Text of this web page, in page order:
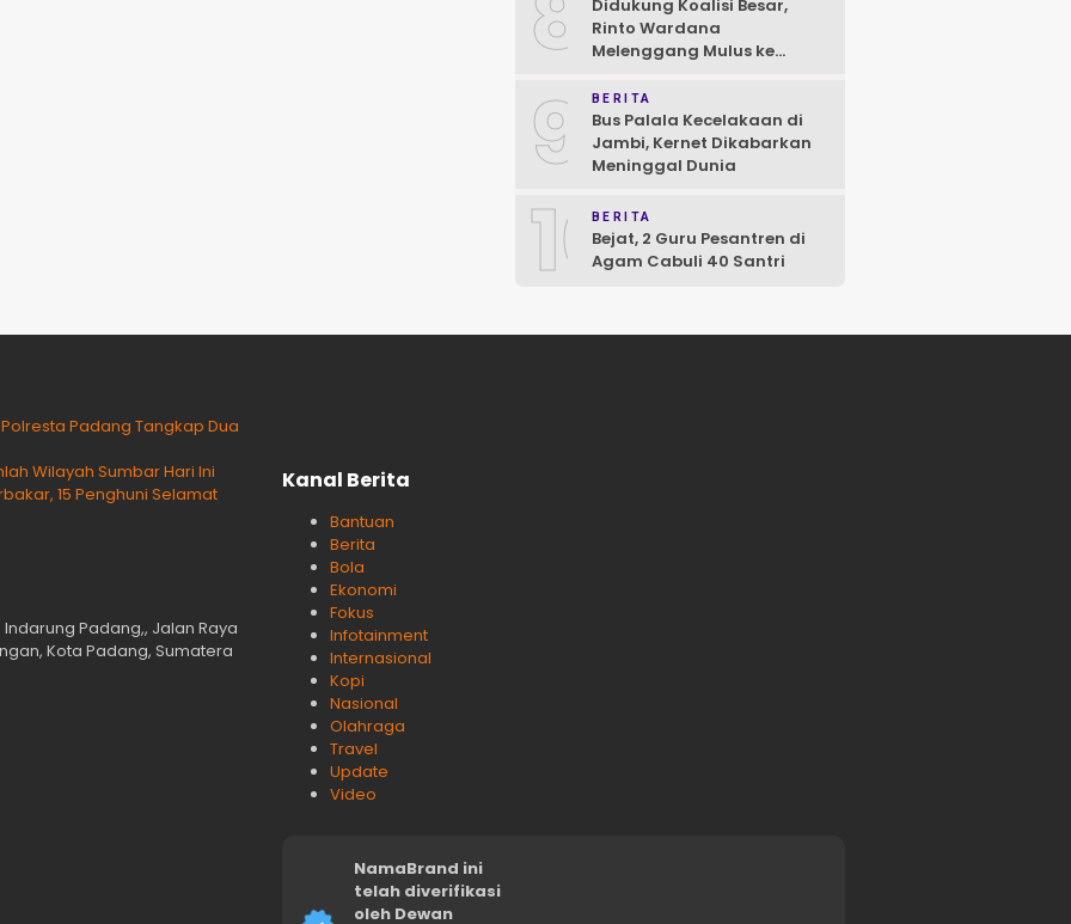
Didukung Koalisi Besar,
Rinto Wardana
Melenggang Mulus ke
Mentawai
9 BERITA
Bus Palala Kecelakaan di
Jambi, Kernet Dikabarkan
Meninggal Dunia
10BERITA
Bejat, 2 Guru Pesantren di
Agam Cabuli 40 Santri
Padang Tangkap Dua
Wilayah Sumbar Hari Ini
15 Penghuni Selamat
Indarung Padang,, Jalan Raya
Kota Padang, Sumatera
Kanal Berita
Bantuan
Berita
Bola
Ekonomi
Fokus
Infotainment
Internasional
Kopi
Nasional
Olahraga
Travel
Update
Video
NamaBrand ini
telah diverifikasi
oleh Dewan